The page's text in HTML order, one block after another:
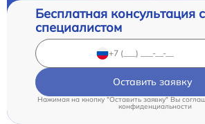
Бесплатная консультация
специалистом
Оставить заявку
Нажимая на кнопку "Оставить заявку" Вы
конфиденциальности